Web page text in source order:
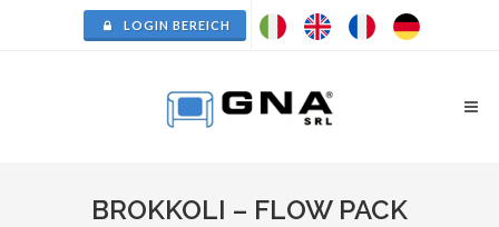
LOGIN BEREICH
BROKKOLI – FLOW PACK